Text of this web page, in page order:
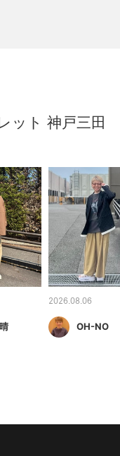
ット 神戸三田
2026.08.06
OH-NO